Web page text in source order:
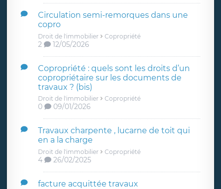
Circulation semi-remorques dans une
copro
Droit de l'immobilier Copropriété
2 12/05/2026
Copropriété : quels sont les droits d’un
copropriétaire sur les documents de
travaux ? (bis)
Droit de l'immobilier Copropriété
0 09/01/2026
Travaux charpente , lucarne de toit qui
en a la charge
Droit de l'immobilier Copropriété
4 26/02/2025
facture acquittée travaux